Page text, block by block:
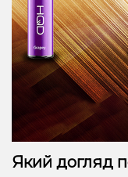
Який догляд